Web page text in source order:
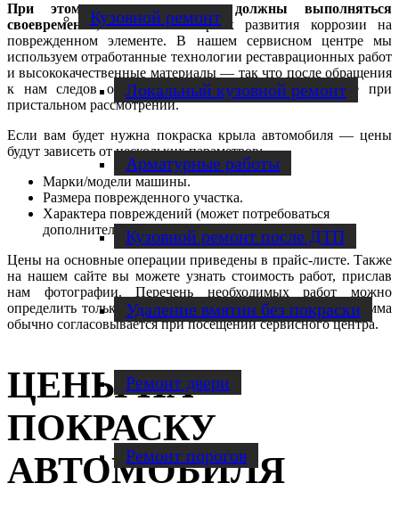
Кузовной ремонт
Локальный кузовной ремонт
Арматурные работы
Кузовной ремонт после ДТП
Удаление вмятин без покраски
Ремонт двери
Ремонт порогов
При этом покраска крыла должны выполняться
своевременно, иначе высок риск развития коррозии на
поврежденном элементе. В нашем сервисном центре мы
используем отработанные технологии реставрационных работ
и высококачественные материалы — так что после обращения
к нам следов от повреждений вы не найдете даже при
пристальном рассмотрении.
Если вам будет нужна покраска крыла автомобиля — цены
будут зависеть от нескольких параметров:
Марки/модели машины.
Размера поврежденного участка.
Характера повреждений (может потребоваться
дополнительная обработка).
Цены на основные операции приведены в прайс-листе. Также
на нашем сайте вы можете узнать стоимость работ, прислав
нам фотографии. Перечень необходимых работ можно
определить только при осмотре, потому окончательная сумма
обычно согласовывается при посещении сервисного центра.
ЦЕНЫ НА
ПОКРАСКУ
АВТОМОБИЛЯ